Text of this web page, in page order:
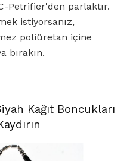
Petrifier'den parlaktır.
istiyorsanız,
poliüretan içine
bırakın.
Kağıt Boncukları